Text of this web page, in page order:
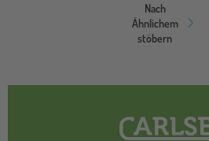
Nach
Ähnlichem
stöbern